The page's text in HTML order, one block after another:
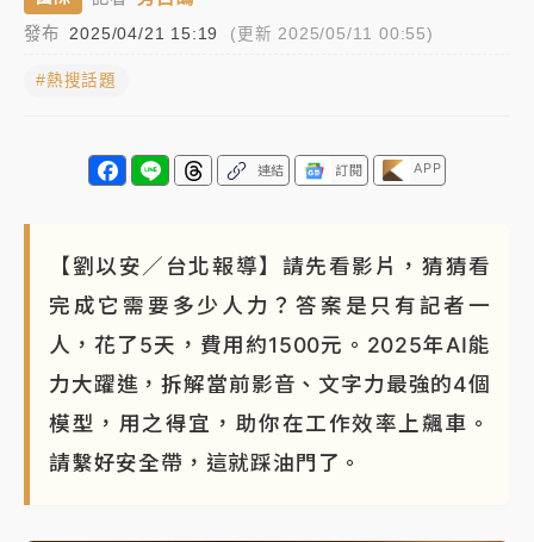
白海豚逼近！北市水門只出不進 未移置車輛最高罰
4800＋拖吊費
發布 2025/04/21 15:19 (更新 2025/05/11 00:55)
#熱搜話題
連結 訂閱 APP
【劉以安／台北報導】請先看影片，猜猜看
完成它需要多少人力？答案是只有記者一
人，花了5天，費用約1500元。2025年AI能
力大躍進，拆解當前影音、文字力最強的4個
模型，用之得宜，助你在工作效率上飆車。
請繫好安全帶，這就踩油門了。